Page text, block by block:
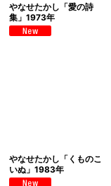
やなせたかし「愛の詩
集」1973年
やなせたかし「くものこ
いぬ」1983年